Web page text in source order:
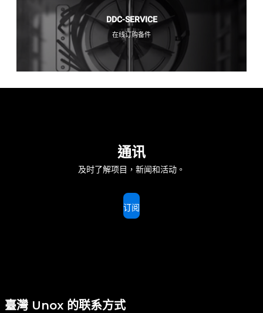
DDC-SERVICE
在线订购备件
通讯
及时了解项目，新闻和活动。
订阅
臺灣 Unox 的联系方式